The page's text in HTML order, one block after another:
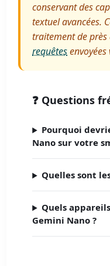
conservant des
textuel avancées.
traitement de
requêtes
❓ Questions
Pourquoi
Nano sur votre
Quelles sont
Quels
Gemini Nano ?